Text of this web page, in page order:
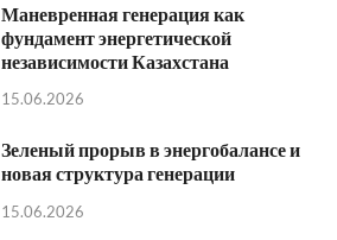
Маневренная генерация как
фундамент энергетической
независимости Казахстана
15.06.2026
Зеленый прорыв в энергобалансе и
новая структура генерации
15.06.2026